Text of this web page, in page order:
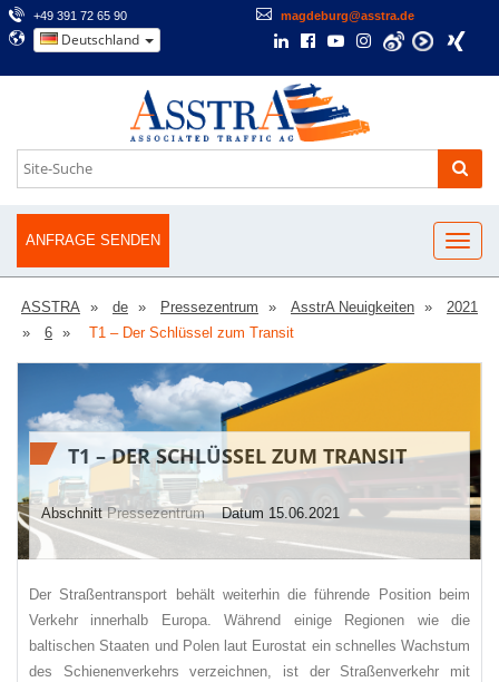
+49 391 72 65 90 magdeburg@asstra.de
Deutschland
ANFRAGE SENDEN
ASSTRA de Pressezentrum AsstrA Neuigkeiten
2021
6
T1 – Der Schlüssel zum Transit
T1 – DER SCHLÜSSEL ZUM TRANSIT
AbschnittPressezentrumDatum 15.06.2021
Der Straßentransport behält weiterhin die führende Position beim
Verkehr innerhalb Europa. Während einige Regionen wie die
baltischen Staaten und Polen laut Eurostat ein schnelles Wachstum
des Schienenverkehrs verzeichnen, ist der Straßenverkehr mit